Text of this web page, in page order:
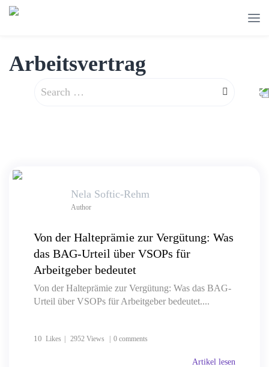
Arbeitsvertrag
Nela Softic-Rehm
Author
Von der Halteprämie zur Vergütung: Was
das BAG-Urteil über VSOPs für
Arbeitgeber bedeutet
Von der Halteprämie zur Vergütung: Was das BAG-
Urteil über VSOPs für Arbeitgeber bedeutet....
10 Likes 2952 Views 0 comments
Artikel lesen